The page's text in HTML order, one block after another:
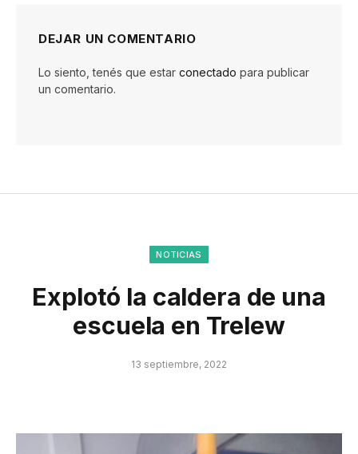
DEJAR UN COMENTARIO
Lo siento, tenés que estar conectado para publicar
un comentario.
NOTICIAS
Explotó la caldera de una
escuela en Trelew
13 septiembre, 2022